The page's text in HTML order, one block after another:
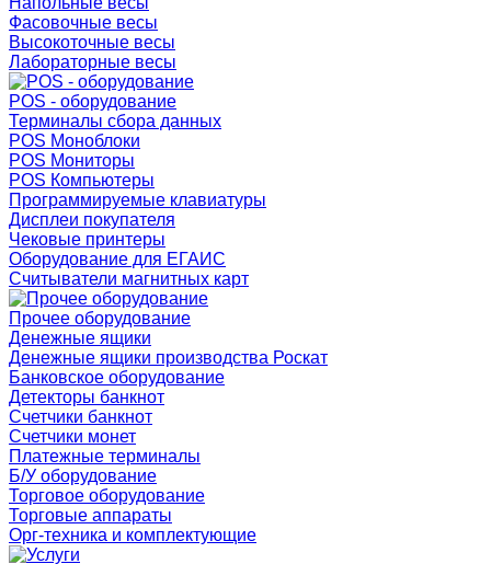
Фасовочные весы
Высокоточные весы
Лабораторные весы
POS - оборудование
Терминалы сбора данных
POS Моноблоки
POS Мониторы
POS Компьютеры
Программируемые клавиатуры
Дисплеи покупателя
Чековые принтеры
Оборудование для ЕГАИС
Считыватели магнитных карт
Прочее оборудование
Денежные ящики
Денежные ящики производства Роскат
Банковское оборудование
Детекторы банкнот
Счетчики банкнот
Счетчики монет
Платежные терминалы
Б/У оборудование
Торговое оборудование
Торговые аппараты
Орг-техника и комплектующие